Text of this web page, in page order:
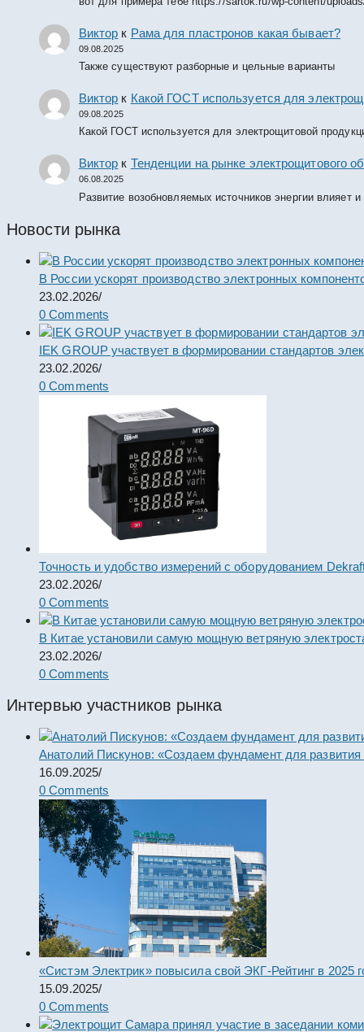
Виктор к Рама для пластронов какая бывает?
09.08.2025
Также существуют разборные и цельные варианты
Виктор к Какой ГОСТ используется для
09.08.2025
Какой ГОСТ используется для электрощитовой
Виктор к Тенденции на рынке электрощитового
06.08.2025
Развитие возобновляемых источников энергии влияет
Новости рынка
В России ускорят производство электронных
23.02.2026/
0 Comments
IEK GROUP участвует в формировании стандартов
23.02.2026/
0 Comments
Точность и удобство измерений с оборудованием
23.02.2026/
0 Comments
В Китае установили самую мощную ветряную
23.02.2026/
0 Comments
Интервью участников рынка
Анатолий Пискунов: «Создаем фундамент для развития
16.09.2025/
0 Comments
«Систэм Электрик» повысила свой ЭКГ-Рейтинг в 2025
15.09.2025/
0 Comments